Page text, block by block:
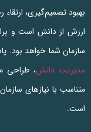
بهبود تصمیم‌گیری،
ارزش از دانش است و
سازمان شما خواهد بود.
مدیریت دانش، طراحی
متناسب با نیازهای
است.